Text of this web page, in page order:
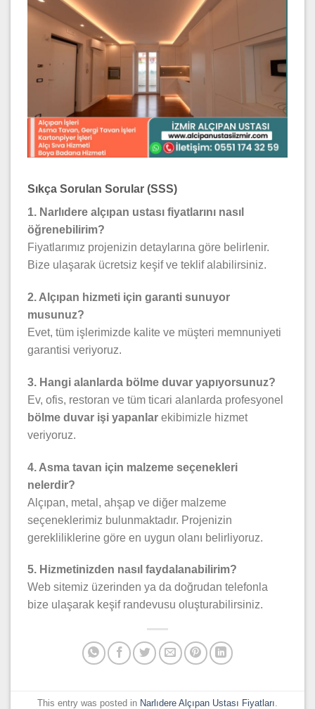
Sıkça Sorulan Sorular (SSS)
1. Narlıdere alçıpan ustası fiyatlarını nasıl
öğrenebilirim?
Fiyatlarımız projenizin detaylarına göre belirlenir.
Bize ulaşarak ücretsiz keşif ve teklif alabilirsiniz.
2. Alçıpan hizmeti için garanti sunuyor
musunuz?
Evet, tüm işlerimizde kalite ve müşteri memnuniyeti
garantisi veriyoruz.
3. Hangi alanlarda bölme duvar yapıyorsunuz?
Ev, ofis, restoran ve tüm ticari alanlarda profesyonel
bölme duvar işi yapanlar ekibimizle hizmet
veriyoruz.
4. Asma tavan için malzeme seçenekleri
nelerdir?
Alçıpan, metal, ahşap ve diğer malzeme
seçeneklerimiz bulunmaktadır. Projenizin
gerekliliklerine göre en uygun olanı belirliyoruz.
5. Hizmetinizden nasıl faydalanabilirim?
Web sitemiz üzerinden ya da doğrudan telefonla
bize ulaşarak keşif randevusu oluşturabilirsiniz.
This entry was posted in Narlıdere Alçıpan Ustası Fiyatları